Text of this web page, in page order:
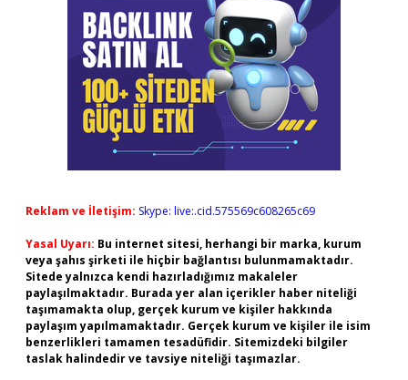
Reklam ve İletişim: Skype: live:.cid.575569c608265c69
Yasal Uyarı: Bu internet sitesi, herhangi bir marka, kurum
veya şahıs şirketi ile hiçbir bağlantısı bulunmamaktadır.
Sitede yalnızca kendi hazırladığımız makaleler
paylaşılmaktadır. Burada yer alan içerikler haber niteliği
taşımamakta olup, gerçek kurum ve kişiler hakkında
paylaşım yapılmamaktadır. Gerçek kurum ve kişiler ile isim
benzerlikleri tamamen tesadüfidir. Sitemizdeki bilgiler
taslak halindedir ve tavsiye niteliği taşımazlar.